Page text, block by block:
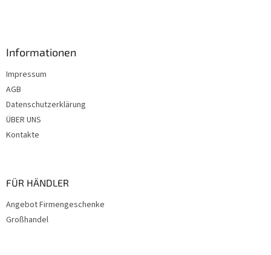
Informationen
Impressum
AGB
Datenschutzerklärung
ÜBER UNS
Kontakte
FÜR HÄNDLER
Angebot Firmengeschenke
Großhandel